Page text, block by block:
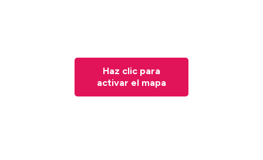
Haz clic para
activar el mapa